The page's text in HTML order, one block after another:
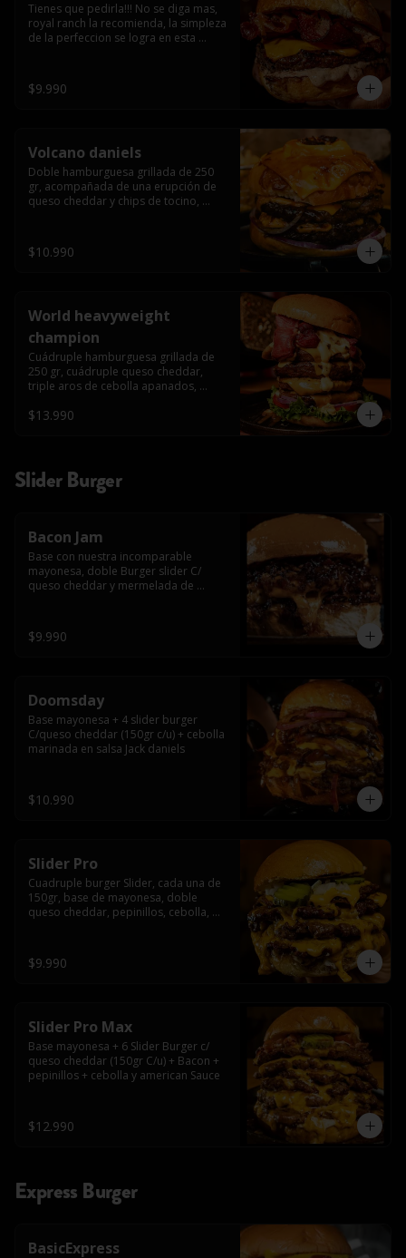
Tienes que pedirla!!! No se diga mas,
royal ranch la recomienda, la simpleza
de la perfeccion se logra en esta
bacon secret sause, y tocino (se
recomienda con coccion 3/4).
$9.990
Volcano daniels
Doble hamburguesa grillada de 250
gr, acompañada de una erupción de
queso cheddar y chips de tocino,
americanos todo esto bañado en la
mejor salsa jack daniels al mas puro
$10.990
World heavyweight
champion
Cuádruple hamburguesa grillada de
250 gr, cuádruple queso cheddar,
triple aros de cebolla apanados,
morada, pepinillo, chedar sause y los
$13.990
Slider Burger
Bacon Jam
Base con nuestra incomparable
mayonesa, doble Burger slider C/
queso cheddar y mermelada de
$9.990
Doomsday
Base mayonesa + 4 slider burger
C/queso cheddar (150gr c/u) + cebolla
marinada en salsa Jack daniels
$10.990
Slider Pro
Cuadruple burger Slider, cada una de
150gr, base de mayonesa, doble
queso cheddar, pepinillos, cebolla,
$9.990
Slider Pro Max
Base mayonesa + 6 Slider Burger c/
queso cheddar (150gr C/u) + Bacon +
pepinillos + cebolla y american Sauce
$12.990
Express Burger
BasicExpress